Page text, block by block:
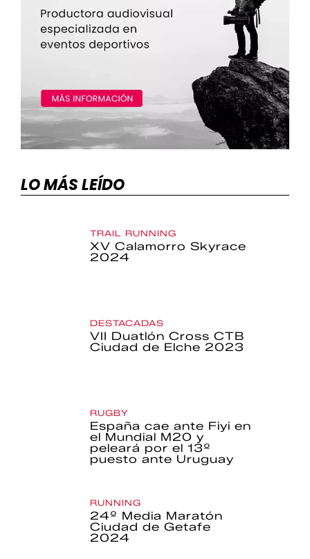
LO MÁS LEÍDO
TRAIL RUNNING
XV Calamorro Skyrace
2024
DESTACADAS
VII Duatlón Cross CTB
Ciudad de Elche 2023
RUGBY
España cae ante Fiyi en
el Mundial M20 y
peleará por el 13º
puesto ante Uruguay
RUNNING
24º Media Maratón
Ciudad de Getafe
2024